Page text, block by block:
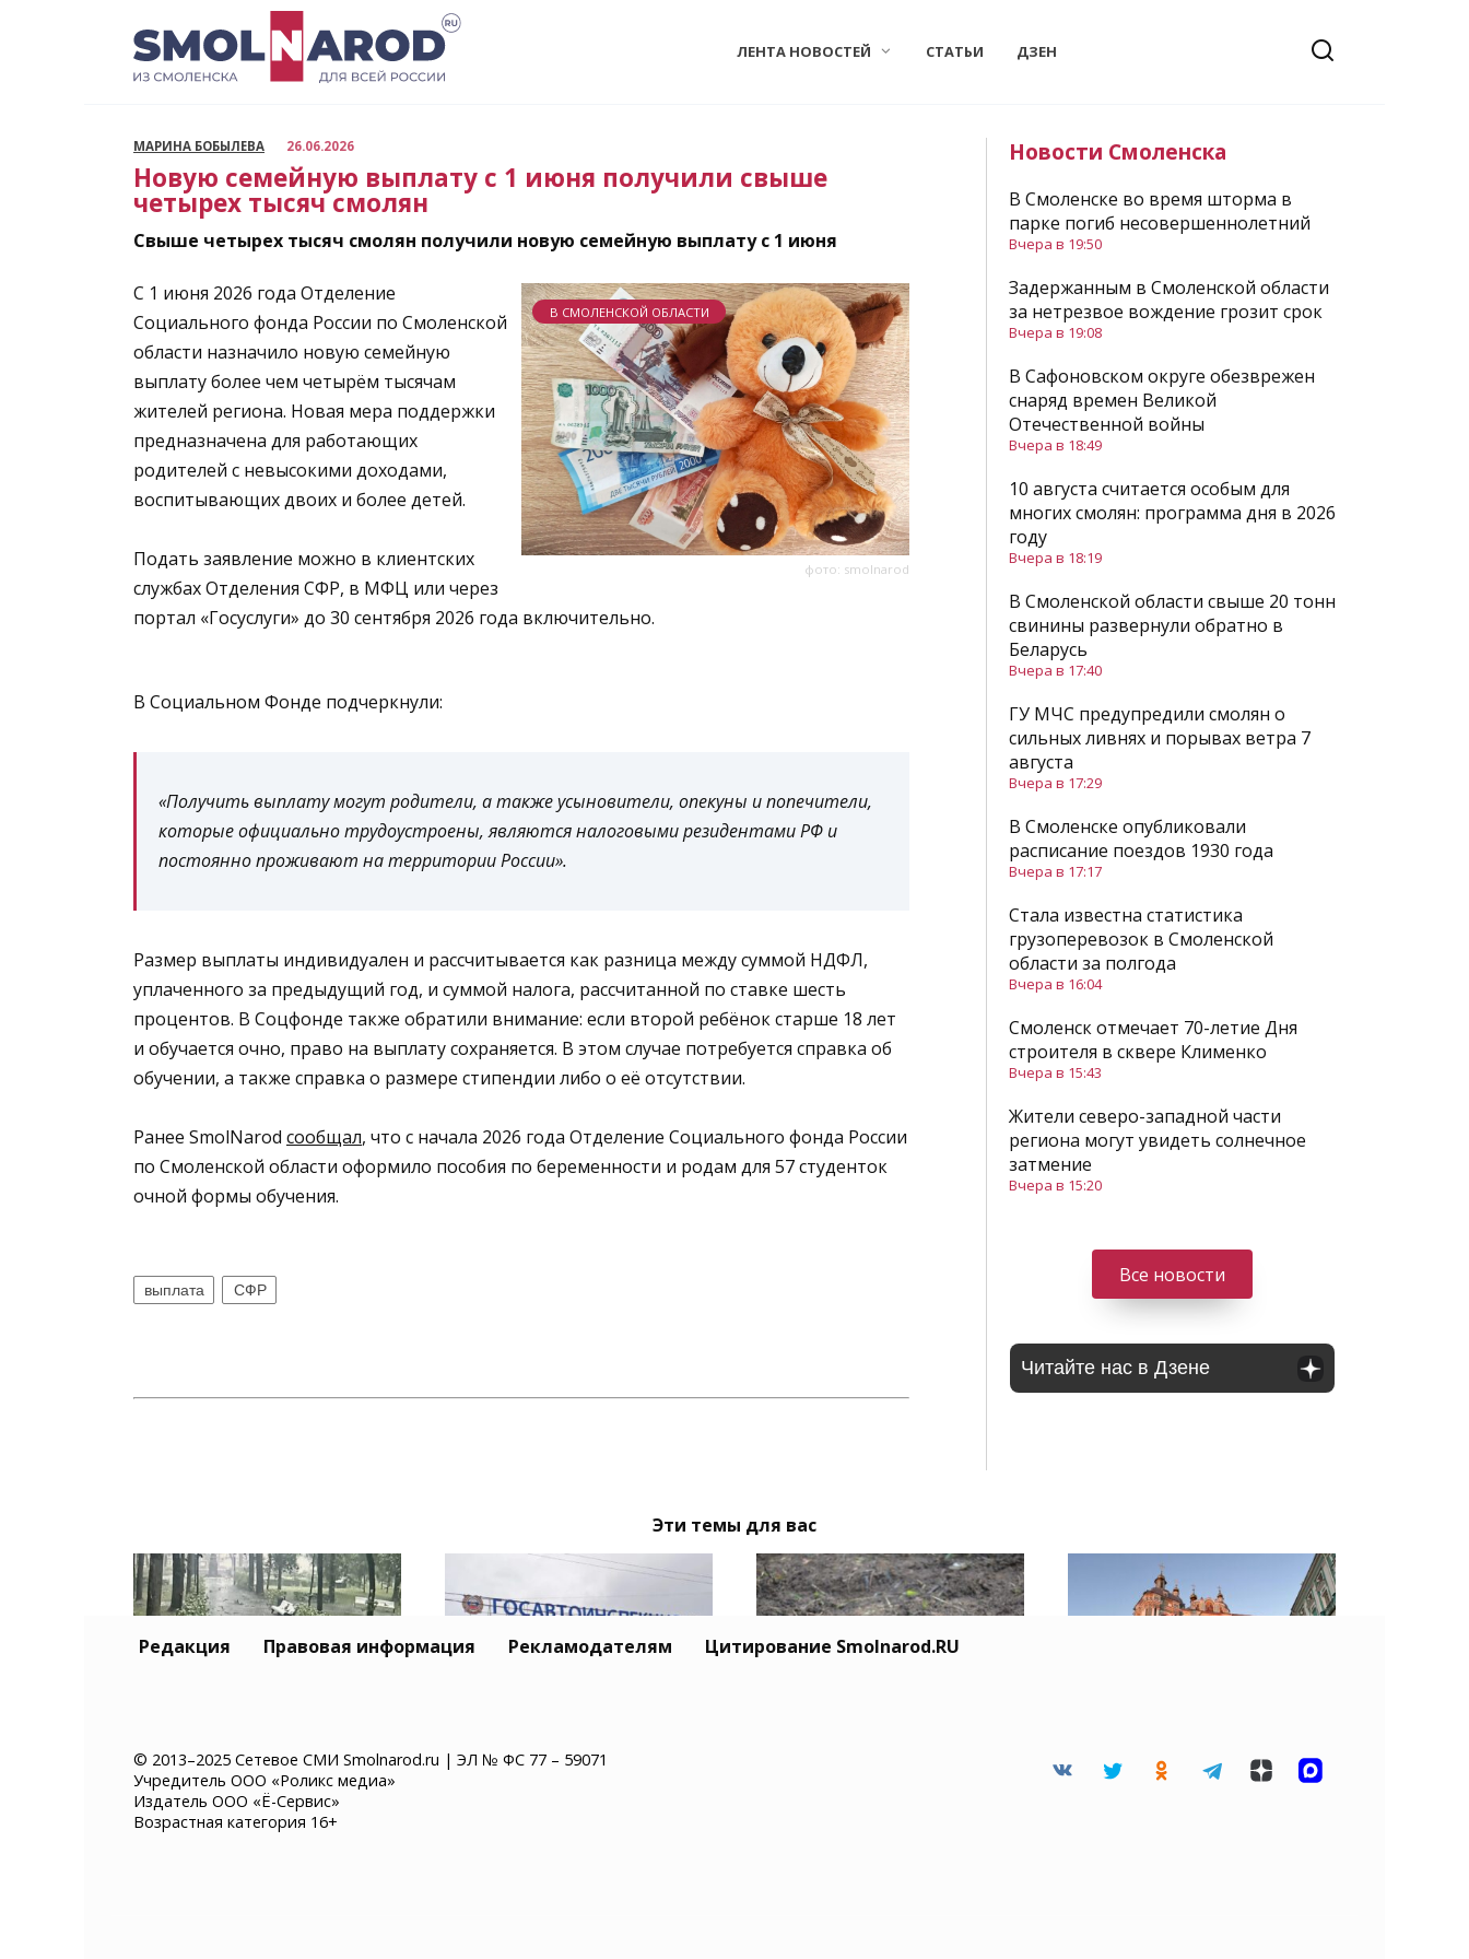
ЛЕНТА НОВОСТЕЙ СТАТЬИ ДЗЕН
МАРИНА БОБЫЛЕВА 26.06.2026
Новую семейную выплату с 1 июня получили свыше
четырех тысяч смолян
Свыше четырех тысяч смолян получили новую семейную выплату с 1 июня
фото: smolnarod
В СМОЛЕНСКОЙ ОБЛАСТИ
С 1 июня 2026 года Отделение
Социального фонда России по Смоленской
области назначило новую семейную
выплату более чем четырём тысячам
жителей региона. Новая мера поддержки
предназначена для работающих
родителей с невысокими доходами,
воспитывающих двоих и более детей.
Подать заявление можно в клиентских
службах Отделения СФР, в МФЦ или через
портал «Госуслуги» до 30 сентября 2026 года включительно.
В Социальном Фонде подчеркнули:
«Получить выплату могут родители, а также усыновители, опекуны и попечители,
которые официально трудоустроены, являются налоговыми резидентами РФ и
постоянно проживают на территории России».
Размер выплаты индивидуален и рассчитывается как разница между суммой НДФЛ,
уплаченного за предыдущий год, и суммой налога, рассчитанной по ставке шесть
процентов. В Соцфонде также обратили внимание: если второй ребёнок старше 18 лет
и обучается очно, право на выплату сохраняется. В этом случае потребуется справка об
обучении, а также справка о размере стипендии либо о её отсутствии.
Ранее SmolNarod сообщал, что с начала 2026 года Отделение Социального фонда России
по Смоленской области оформило пособия по беременности и родам для 57 студенток
очной формы обучения.
выплата СФР
Новости Смоленска
В Смоленске во время шторма в
парке погиб несовершеннолетний
Вчера в 19:50
Задержанным в Смоленской области
за нетрезвое вождение грозит срок
Вчера в 19:08
В Сафоновском округе обезврежен
снаряд времен Великой
Отечественной войны
Вчера в 18:49
10 августа считается особым для
многих смолян: программа дня в 2026
году
Вчера в 18:19
В Смоленской области свыше 20 тонн
свинины развернули обратно в
Беларусь
Вчера в 17:40
ГУ МЧС предупредили смолян о
сильных ливнях и порывах ветра 7
августа
Вчера в 17:29
В Смоленске опубликовали
расписание поездов 1930 года
Вчера в 17:17
Стала известна статистика
грузоперевозок в Смоленской
области за полгода
Вчера в 16:04
Смоленск отмечает 70-летие Дня
строителя в сквере Клименко
Вчера в 15:43
Жители северо-западной части
региона могут увидеть солнечное
затмение
Вчера в 15:20
Все новости
Читайте нас в Дзене
Эти темы для вас
В Смоленске во время
шторма в парке погиб
несовершеннолетний
Задержанным в
10 августа считается
особым для многих
Редакция Правовая информация Рекламодателям Цитирование Smolnarod.RU
© 2013–2025 Сетевое СМИ Smolnarod.ru | ЭЛ № ФС 77 – 59071
Учредитель ООО «Роликс медиа»
Издатель ООО «Ё-Сервис»
Возрастная категория 16+